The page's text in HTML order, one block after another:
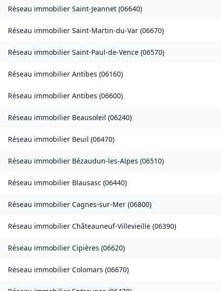
Réseau immobilier Saint-Jeannet (06640)
Réseau immobilier Saint-Martin-du-Var (06670)
Réseau immobilier Saint-Paul-de-Vence (06570)
Réseau immobilier Antibes (06160)
Réseau immobilier Antibes (06600)
Réseau immobilier Beausoleil (06240)
Réseau immobilier Beuil (06470)
Réseau immobilier Bézaudun-les-Alpes (06510)
Réseau immobilier Blausasc (06440)
Réseau immobilier Cagnes-sur-Mer (06800)
Réseau immobilier Châteauneuf-Villevieille (06390)
Réseau immobilier Cipières (06620)
Réseau immobilier Colomars (06670)